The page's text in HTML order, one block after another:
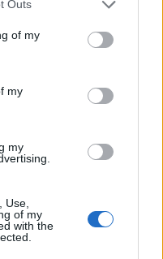
You may click to
its third-party tags to
in below Google
Outs
of my
my
my
Use,
of my
with the
készítette
alapuló
és a magyar
véve